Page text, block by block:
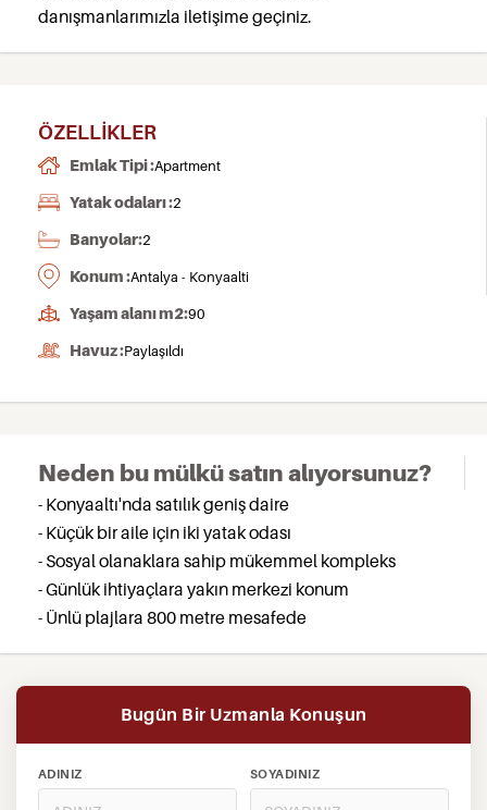
danışmanlarımızla iletişime geçiniz.
ÖZELLIKLER
Emlak Tipi :Apartment
Yatak odaları :2
Banyolar:2
Konum :Antalya - Konyaalti
Yaşam alanı m2:90
Havuz :Paylaşıldı
Neden bu mülkü satın alıyorsunuz?
- Konyaaltı'nda satılık geniş daire
- Küçük bir aile için iki yatak odası
- Sosyal olanaklara sahip mükemmel kompleks
- Günlük ihtiyaçlara yakın merkezi konum
- Ünlü plajlara 800 metre mesafede
Bugün Bir Uzmanla Konuşun
ADINIZ SOYADINIZ